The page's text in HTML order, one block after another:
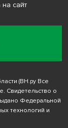
сайт
(ВН.ру Все
Свидетельство о
Федеральной
технологий и